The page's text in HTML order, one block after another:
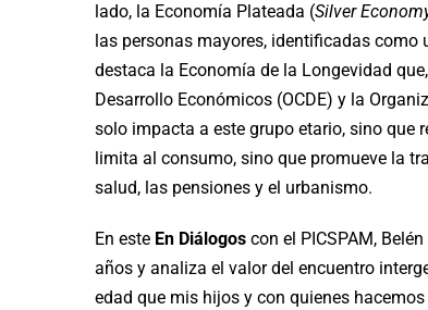
lado, la Economía Plateada (Silver
las personas mayores, identificadas
destaca la Economía de la Longevidad
Desarrollo Económicos (OCDE) y la
solo impacta a este grupo etario, sino que
limita al consumo, sino que promueve la
salud, las pensiones y el urbanismo.
En este En Diálogos con el PICSPAM,
años y analiza el valor del encuentro
edad que mis hijos y con quienes